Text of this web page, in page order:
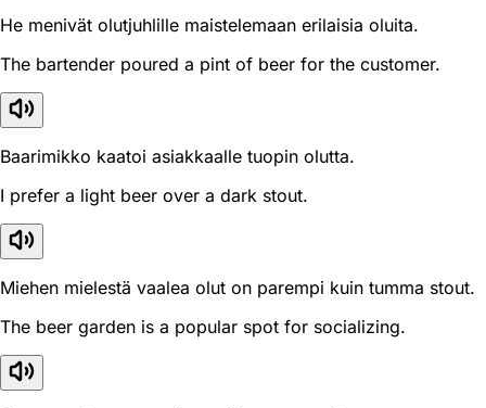
He menivät olutjuhlille maistelemaan erilaisia oluita.
The bartender poured a pint of beer for the customer.
Baarimikko kaatoi asiakkaalle tuopin olutta.
I prefer a light beer over a dark stout.
Miehen mielestä vaalea olut on parempi kuin tumma stout.
The beer garden is a popular spot for socializing.